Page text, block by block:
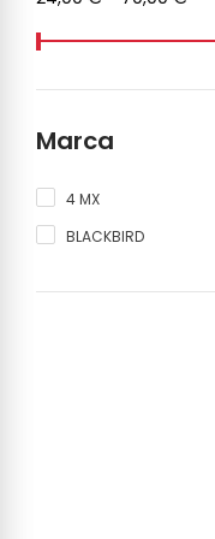
Marca
4 MX
BLACKBIRD